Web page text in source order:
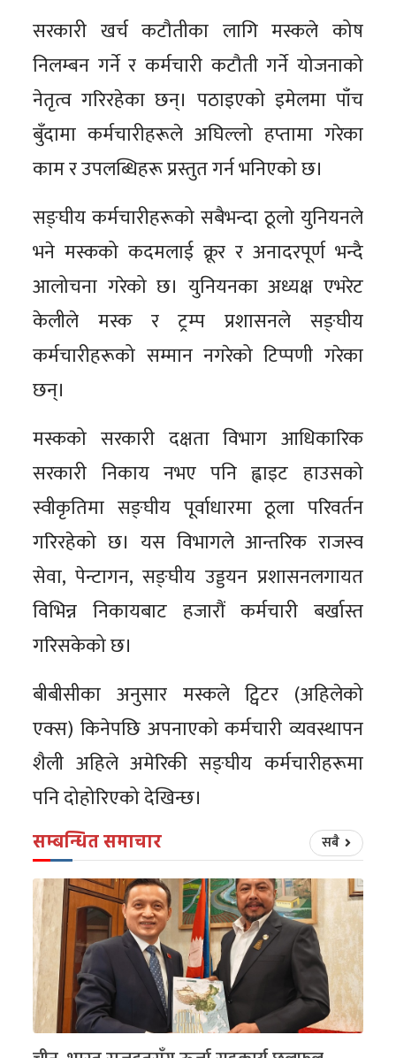
सरकारी खर्च कटौतीका लागि मस्कले कोष
निलम्बन गर्ने र कर्मचारी कटौती गर्ने योजनाको
नेतृत्व गरिरहेका छन्। पठाइएको इमेलमा पाँच
बुँदामा कर्मचारीहरूले अघिल्लो हप्तामा गरेका
काम र उपलब्धिहरू प्रस्तुत गर्न भनिएको छ।
सङ्घीय कर्मचारीहरूको सबैभन्दा ठूलो युनियनले
भने मस्कको कदमलाई क्रूर र अनादरपूर्ण भन्दै
आलोचना गरेको छ। युनियनका अध्यक्ष एभरेट
केलीले मस्क र ट्रम्प प्रशासनले सङ्घीय
कर्मचारीहरूको सम्मान नगरेको टिप्पणी गरेका
छन्।
मस्कको सरकारी दक्षता विभाग आधिकारिक
सरकारी निकाय नभए पनि ह्वाइट हाउसको
स्वीकृतिमा सङ्घीय पूर्वाधारमा ठूला परिवर्तन
गरिरहेको छ। यस विभागले आन्तरिक राजस्व
सेवा, पेन्टागन, सङ्घीय उड्डयन प्रशासनलगायत
विभिन्न निकायबाट हजारौं कर्मचारी बर्खास्त
गरिसकेको छ।
बीबीसीका अनुसार मस्कले ट्विटर (अहिलेको
एक्स) किनेपछि अपनाएको कर्मचारी व्यवस्थापन
शैली अहिले अमेरिकी सङ्घीय कर्मचारीहरूमा
पनि दोहोरिएको देखिन्छ।
सम्बन्धित समाचार सबै